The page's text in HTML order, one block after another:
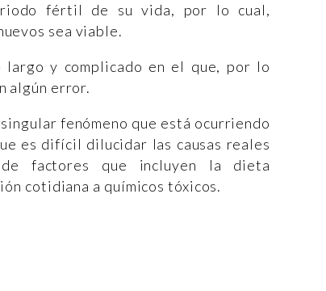
fértil de su vida, por lo cual,
sea viable.
largo y complicado en el que, por lo
algún error.
fenómeno que está ocurriendo
es difícil dilucidar las causas reales
factores que incluyen la dieta
cotidiana a químicos tóxicos.